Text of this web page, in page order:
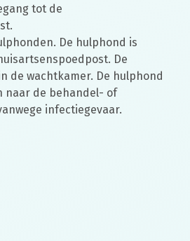
tot de
De hulphond is
De
de wachtkamer. De hulphond
naar de behandel- of
infectiegevaar.